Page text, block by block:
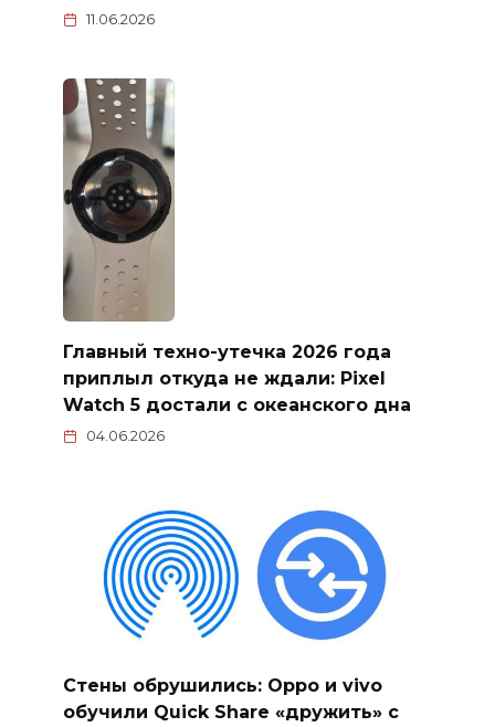
11.06.2026
Главный техно-утечка 2026 года
приплыл откуда не ждали: Pixel
Watch 5 достали с океанского дна
04.06.2026
Стены обрушились: Oppo и vivo
обучили Quick Share «дружить» с